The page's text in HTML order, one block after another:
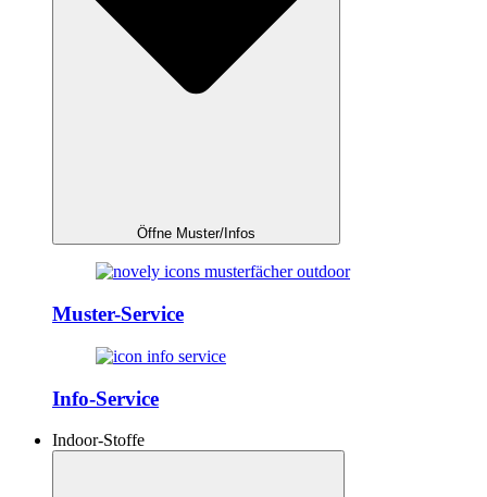
Öffne Muster/Infos
Muster-Service
Info-Service
Indoor-Stoffe